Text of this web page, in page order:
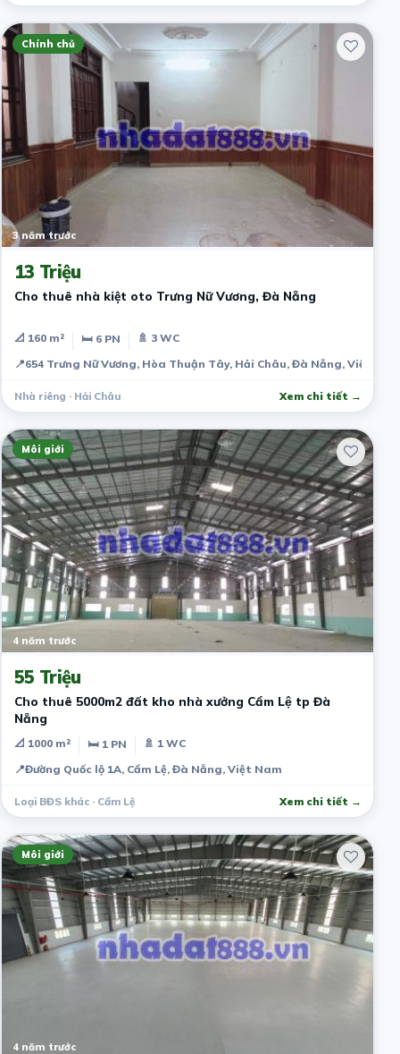
Chính chủ
3 năm trước
13 Triệu
Cho thuê nhà kiệt oto Trưng Nữ Vương, Đà Nẵng
📐 160 m² 🛏 6 PN
🚿 3 WC
📍654 Trưng Nữ Vương, Hòa Thuận Tây, Hải Châu, Đà Nẵng, Việt
Nhà riêng · Hải Châu Xem chi tiết →
Môi giới
4 năm trước
55 Triệu
Cho thuê 5000m2 đất kho nhà xưởng Cẩm Lệ tp Đà
Nẵng
📐 1000 m² 🛏 1 PN
🚿 1 WC
📍Đường Quốc lộ 1A, Cẩm Lệ, Đà Nẵng, Việt Nam
Loại BĐS khác · Cẩm Lệ Xem chi tiết →
Môi giới
4 năm trước